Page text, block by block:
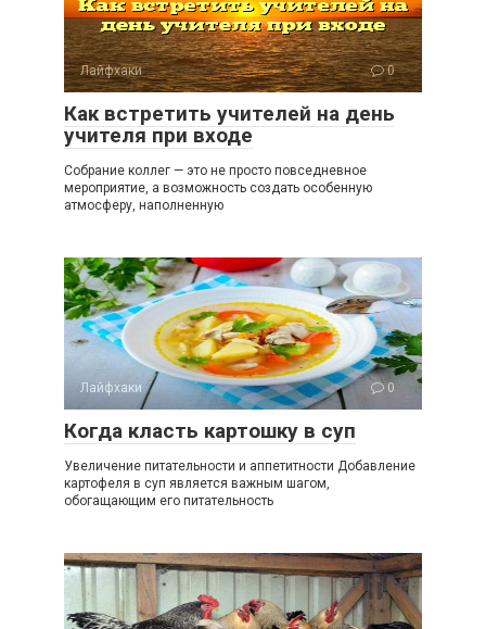
Лайфхаки 0
Как встретить учителей на день
учителя при входе
Собрание коллег — это не просто повседневное
мероприятие, а возможность создать особенную
атмосферу, наполненную
Лайфхаки 0
Когда класть картошку в суп
Увеличение питательности и аппетитности Добавление
картофеля в суп является важным шагом,
обогащающим его питательность